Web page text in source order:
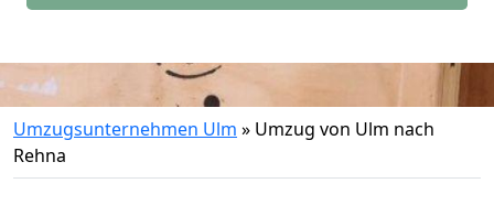
Umzugsunternehmen Ulm » Umzug von Ulm nach
Rehna